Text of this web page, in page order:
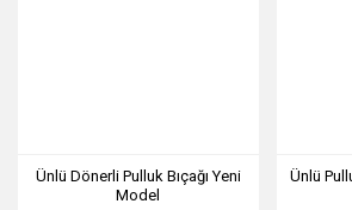
Ünlü Dönerli Pulluk Bıçağı Yeni
Model
Ünlü